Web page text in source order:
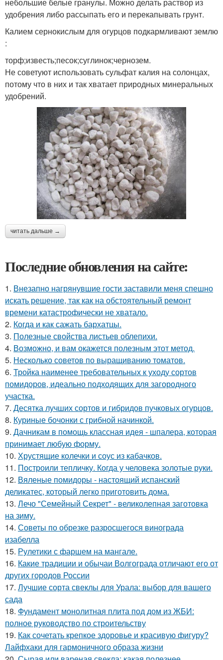
небольшие белые гранулы. Можно делать раствор из
удобрения либо рассыпать его и перекапывать грунт.
Калием сернокислым для огурцов подкармливают землю
:
торф;известь;песок;суглинок;чернозем.
Не советуют использовать сульфат калия на солонцах,
потому что в них и так хватает природных минеральных
удобрений.
читать дальше →
Последние обновления на сайте:
1. Внезапно нагрянувшие гости заставили меня спешно
искать решение, так как на обстоятельный ремонт
времени катастрофически не хватало.
2. Когда и как сажать бархатцы.
3. Полезные свойства листьев облепихи.
4. Возможно, и вам окажется полезным этот метод.
5. Несколько советов по выращиванию томатов.
6. Тройка наименее требовательных к уходу сортов
помидоров, идеально подходящих для загородного
участка.
7. Десятка лучших сортов и гибридов пучковых огурцов.
8. Куриные бочонки с грибной начинкой.
9. Дачникам в помощь классная идея - шпалера, которая
принимает любую форму.
10. Хрустящие колечки и соус из кабачков.
11. Построили тепличку. Когда у человека золотые руки.
12. Вяленые помидоры - настоящий испанский
деликатес, который легко приготовить дома.
13. Лечо "Семейный Секрет" - великолепная заготовка
на зиму.
14. Советы по обрезке разросшегося винограда
изабелла
15. Рулетики с фаршем на мангале.
16. Какие традиции и обычаи Волгограда отличают его от
других городов России
17. Лучшие сорта свеклы для Урала: выбор для вашего
сада
18. Фундамент монолитная плита под дом из ЖБИ:
полное руководство по строительству
19. Как сочетать крепкое здоровье и красивую фигуру?
Лайфхаки для гармоничного образа жизни